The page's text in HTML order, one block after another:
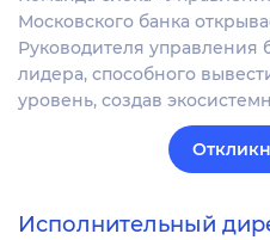
Московского банка
Руководителя
лидера, способного
уровень, создав
Исполнительный